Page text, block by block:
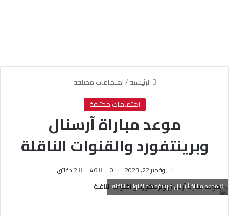
الرئيسية/اهتمامات مختلفة
اهتمامات مختلفة
موعد مباراة آرسنال
وبرينتفورد والقنوات الناقلة
نوفمبر 22, 2023 0
46
موعد مباراة آرسنال وبرينتفورد والقنوات الناقلة